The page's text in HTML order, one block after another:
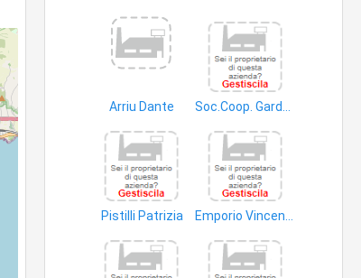
Arriu Dante
Pistilli Patrizia